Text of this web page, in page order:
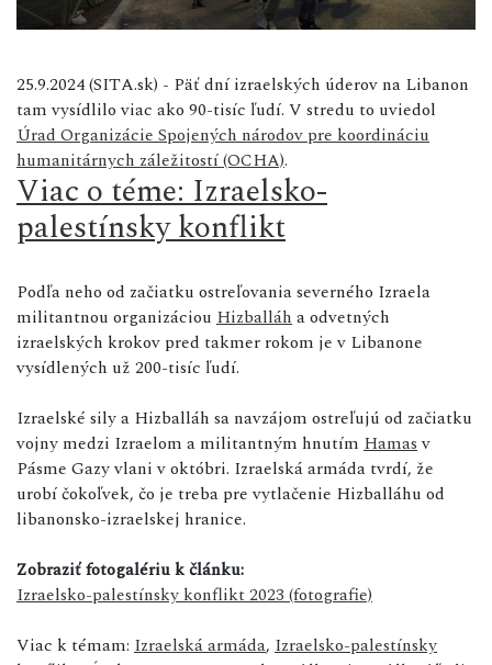
25.9.2024 (SITA.sk) - Päť dní izraelských úderov na Libanon
tam vysídlilo viac ako 90-tisíc ľudí. V stredu to uviedol
Úrad Organizácie Spojených národov pre koordináciu
humanitárnych záležitostí (OCHA).
Viac o téme: Izraelsko-
palestínsky konflikt
Podľa neho od začiatku ostreľovania severného Izraela
militantnou organizáciou Hizballáh a odvetných
izraelských krokov pred takmer rokom je v Libanone
vysídlených už 200-tisíc ľudí.
Izraelské sily a Hizballáh sa navzájom ostreľujú od začiatku
vojny medzi Izraelom a militantným hnutím Hamasv
Pásme Gazy vlani v októbri. Izraelská armáda tvrdí, že
urobí čokoľvek, čo je treba pre vytlačenie Hizballáhu od
libanonsko-izraelskej hranice.
Zobraziť fotogalériu k článku:
Izraelsko-palestínsky konflikt 2023 (fotografie)
Viac k témam: Izraelská armáda, Izraelsko-palestínsky